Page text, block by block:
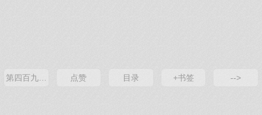
第四百九十八章 解穴
点赞 目录 +书签 -->